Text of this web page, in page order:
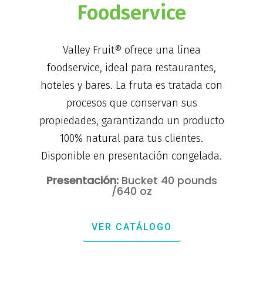
Foodservice
Valley Fruit® ofrece una línea
foodservice, ideal para restaurantes,
hoteles y bares. La fruta es tratada con
procesos que conservan sus
propiedades, garantizando un producto
100% natural para tus clientes.
Disponible en presentación congelada.
Presentación:Bucket 40 pounds
/640 oz
VER CATÁLOGO